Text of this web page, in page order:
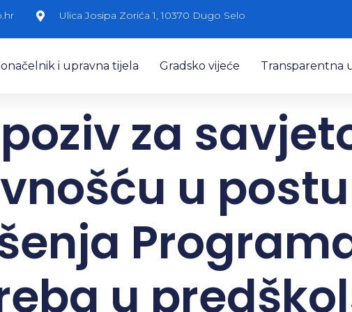
Ulica Josipa Zorića 1, 10370 Dugo Selo
i upravna tijela Gradsko vijeće Transparentna
za
u
u